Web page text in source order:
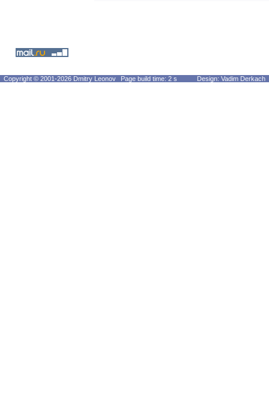
Copyright © 2001-2026 Dmitry Leonov Page build time: 2 s Design: Vadim Derkach